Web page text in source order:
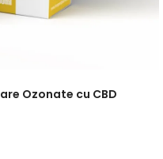
Ozonate cu CBD